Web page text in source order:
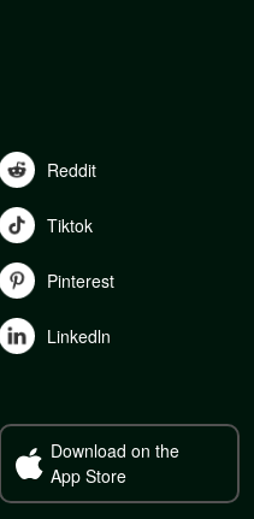
Reddit
Tiktok
Pinterest
Linkedln
Download on the
App Store